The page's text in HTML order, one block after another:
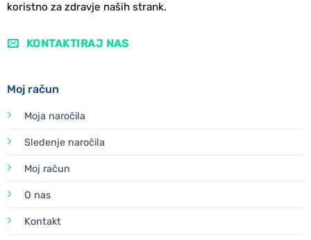
koristno za zdravje naših strank.
KONTAKTIRAJ NAS
Moj račun
Moja naročila
Sledenje naročila
Moj račun
O nas
Kontakt